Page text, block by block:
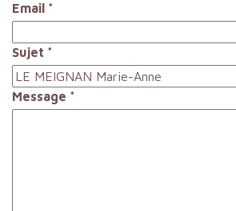
Email *
Sujet *
Message *